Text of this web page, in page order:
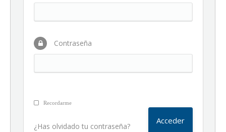
Contraseña
Recordarme
¿Has olvidado tu contraseña?